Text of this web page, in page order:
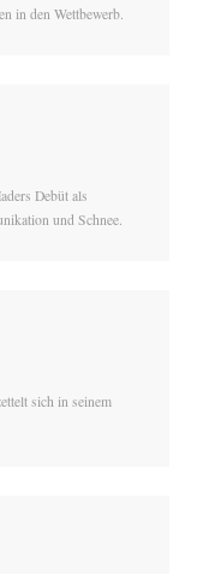
in den Wettbewerb.
Debüt als
und Schnee.
sich in seinem